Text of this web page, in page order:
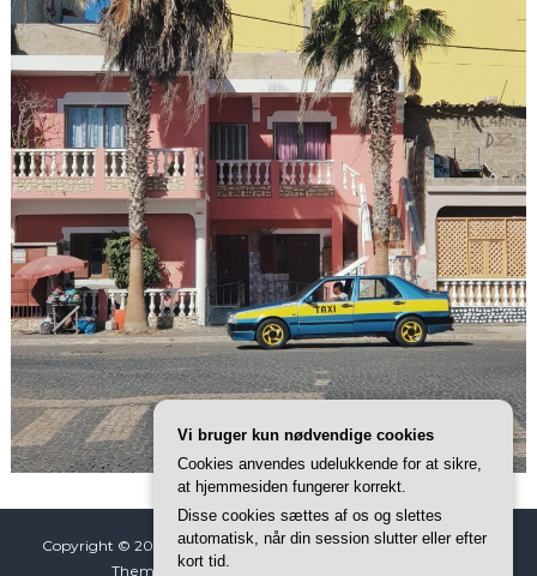
Copyright © 2026 Kap Verde EventyrAll rights reserved. Tema:
ThemeGrill afFlash
Vi bruger kun nødvendige cookies
Cookies anvendes udelukkende for at sikre,
at hjemmesiden fungerer korrekt.
Disse cookies sættes af os og slettes
automatisk, når din session slutter eller efter
kort tid.